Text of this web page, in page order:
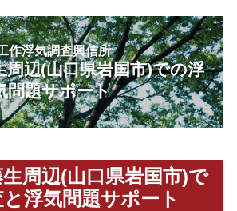
作浮気調査興信所
周辺(山口県岩国市)での浮
問題サポート
周辺(山口県岩国市)で
浮気問題サポート